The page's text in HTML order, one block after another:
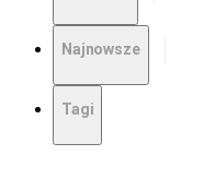
Najnowsze
Tagi